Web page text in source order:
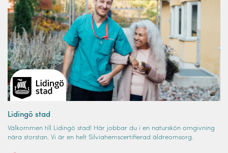
Lidingö stad
Välkommen till Lidingö stad! Här jobbar du i en naturskön omgivning
nära storstan. Vi är en helt Silviahemscertifierad äldreomsorg.